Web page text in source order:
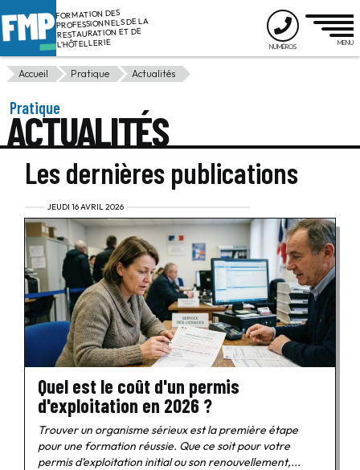
FORMATION DES
PROFESSIONNELS DE LA
RESTAURATION ET DE
L'HÔTELLERIE
Accueil Pratique Actualités
Pratique
ACTUALITÉS
Les dernières publications
JEUDI 16 AVRIL 2026
Quel est le coût d'un permis
d'exploitation en 2026 ?
Trouver un organisme sérieux est la première étape
pour une formation réussie. Que ce soit pour votre
permis d’exploitation initial ou son renouvellement,...